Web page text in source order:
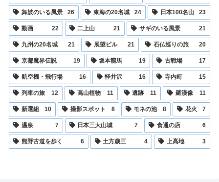
舞妓のいる風景 26 東海の20名城 24 日本100名山 23
動画 22 二上山 21 サギのいる風景 21
九州の20名城 21 展望ビル 21 石仏巡りの旅 20
京都魔界伝説 19 坂本龍馬 19 古戦場 17
航空機・飛行場 16 軽井沢 16 寺内町 15
列車の旅 12 高山植物 11 遺跡 11 羅漢像 11
新選組 10 撮影スポット 8 モネの池 8 花火 7
温泉 7 日本三大山城 7 食通の店 6
熊野古道を歩く 6 土方歳三 4 上高地 3